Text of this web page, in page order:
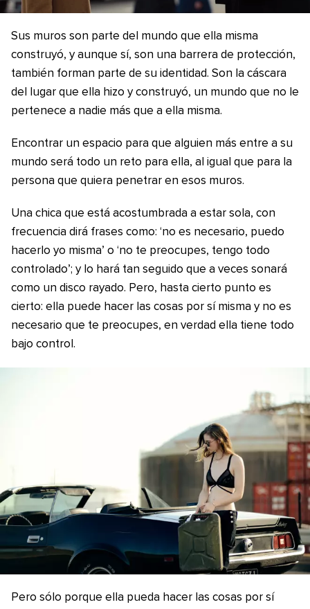
Sus muros son parte del mundo que ella misma
construyó, y aunque sí, son una barrera de protección,
también forman parte de su identidad. Son la cáscara
del lugar que ella hizo y construyó, un mundo que no le
pertenece a nadie más que a ella misma.
Encontrar un espacio para que alguien más entre a su
mundo será todo un reto para ella, al igual que para la
persona que quiera penetrar en esos muros.
Una chica que está acostumbrada a estar sola, con
frecuencia dirá frases como: ‘no es necesario, puedo
hacerlo yo misma’ o ‘no te preocupes, tengo todo
controlado’; y lo hará tan seguido que a veces sonará
como un disco rayado. Pero, hasta cierto punto es
cierto: ella puede hacer las cosas por sí misma y no es
necesario que te preocupes, en verdad ella tiene todo
bajo control.
Pero sólo porque ella pueda hacer las cosas por sí